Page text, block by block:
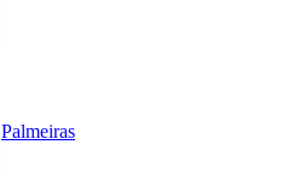
Palmeiras